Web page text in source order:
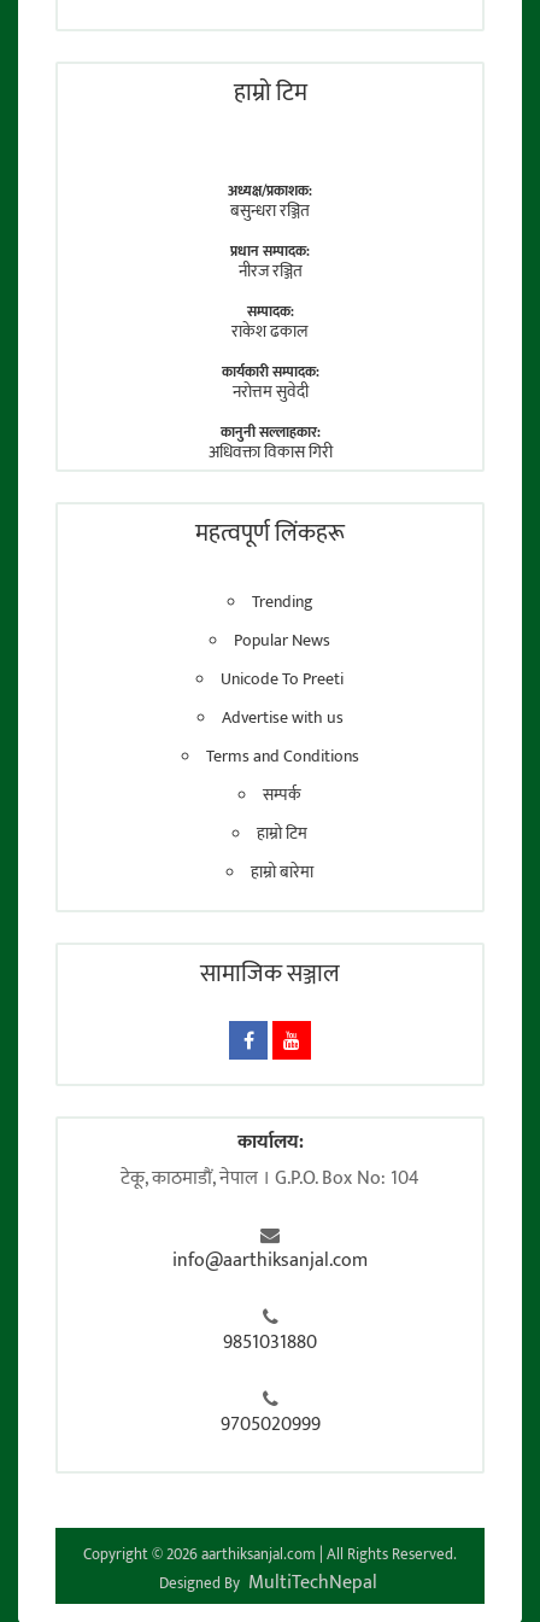
हाम्राे टिम
अध्यक्ष/प्रकाशक:
बसुन्धरा रञ्जित
प्रधान सम्पादक:
नीरज रञ्जित
सम्पादक:
राकेश ढकाल
कार्यकारी सम्पादक:
नराेत्तम सुवेदी
कानुनी सल्लाहकार:
अधिवक्ता विकास गिरी
तेजेन्द्र श्रेष्ठ
महत्वपूर्ण लिंकहरू
Trending
Popular News
Unicode To Preeti
Advertise with us
Terms and Conditions
सम्पर्क
हाम्रो टिम
हाम्रो बारेमा
सामाजिक सञ्जाल
कार्यालय:
टेकू, काठमाडाैं, नेपाल । G.P.O. Box No: 104
info@aarthiksanjal.com
9851031880
9705020999
Copyright © 2026 aarthiksanjal.com | All Rights Reserved.
Designed By MultiTechNepal